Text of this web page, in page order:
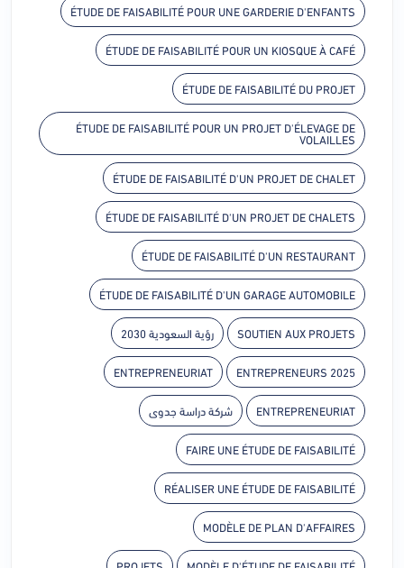
ÉTUDE DE FAISABILITÉ POUR UNE GARDERIE D'ENFANTS
ÉTUDE DE FAISABILITÉ POUR UN KIOSQUE À CAFÉ
ÉTUDE DE FAISABILITÉ DU PROJET
ÉTUDE DE FAISABILITÉ POUR UN PROJET D'ÉLEVAGE DE
VOLAILLES
ÉTUDE DE FAISABILITÉ D'UN PROJET DE CHALET
ÉTUDE DE FAISABILITÉ D'UN PROJET DE CHALETS
ÉTUDE DE FAISABILITÉ D'UN RESTAURANT
ÉTUDE DE FAISABILITÉ D'UN GARAGE AUTOMOBILE
SOUTIEN AUX PROJETS رؤية السعودية 2030
ENTREPRENEURS 2025
ENTREPRENEURIAT
ENTREPRENEURIAT شركة دراسة جدوى
FAIRE UNE ÉTUDE DE FAISABILITÉ
RÉALISER UNE ÉTUDE DE FAISABILITÉ
MODÈLE DE PLAN D'AFFAIRES